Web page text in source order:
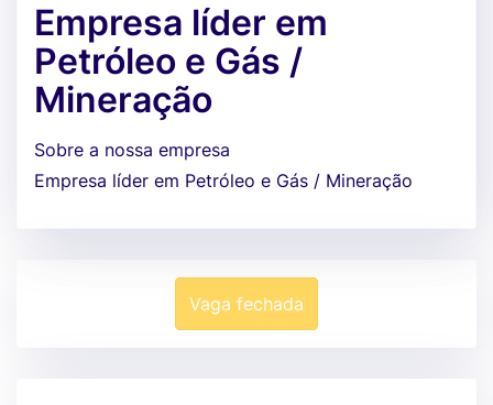
Empresa líder em
Petróleo e Gás /
Mineração
Sobre a nossa empresa
Empresa líder em Petróleo e Gás / Mineração
Vaga fechada